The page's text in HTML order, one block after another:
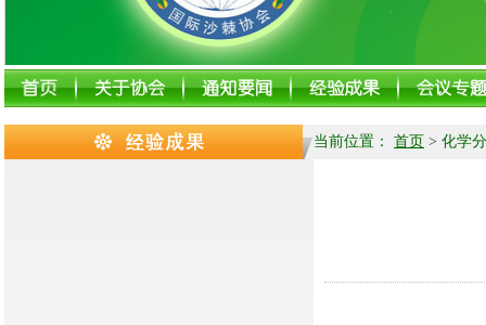
当前位置： 首页 > 化学